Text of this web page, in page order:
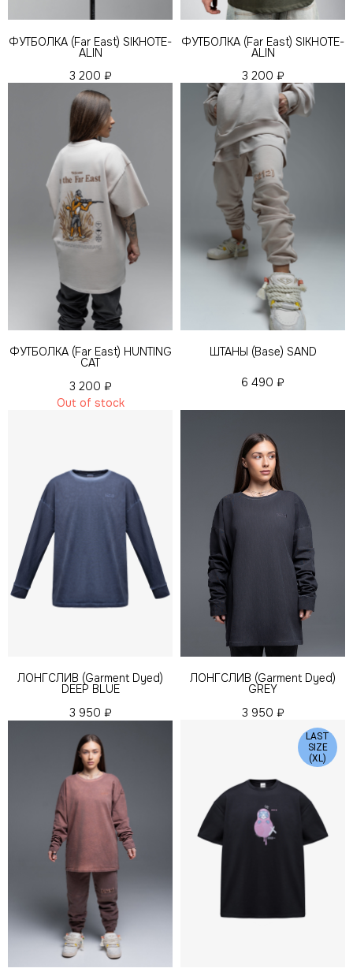
ФУТБОЛКА (Far East) SIKHOTE-
ALIN
3 200 ₽
ФУТБОЛКА (Far East) SIKHOTE-
ALIN
3 200 ₽
ФУТБОЛКА (Far East) HUNTING
CAT
3 200 ₽
Out of stock
ШТАНЫ (Base) SAND
6 490 ₽
ЛОНГСЛИВ (Garment Dyed)
DEEP BLUE
3 950 ₽
ЛОНГСЛИВ (Garment Dyed)
GREY
3 950 ₽
LAST
SIZE
(XL)